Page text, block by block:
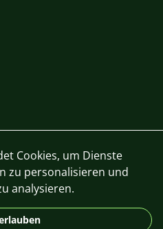
Cookies, um Dienste
zu personalisieren und
analysieren.